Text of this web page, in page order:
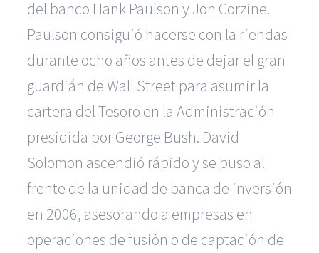
del banco Hank Paulson y Jon Corzine.
Paulson consiguió hacerse con la riendas
durante ocho años antes de dejar el gran
guardián de Wall Street para asumir la
cartera del Tesoro en la Administración
presidida por George Bush. David
Solomon ascendió rápido y se puso al
frente de la unidad de banca de inversión
en 2006, asesorando a empresas en
operaciones de fusión o de captación de